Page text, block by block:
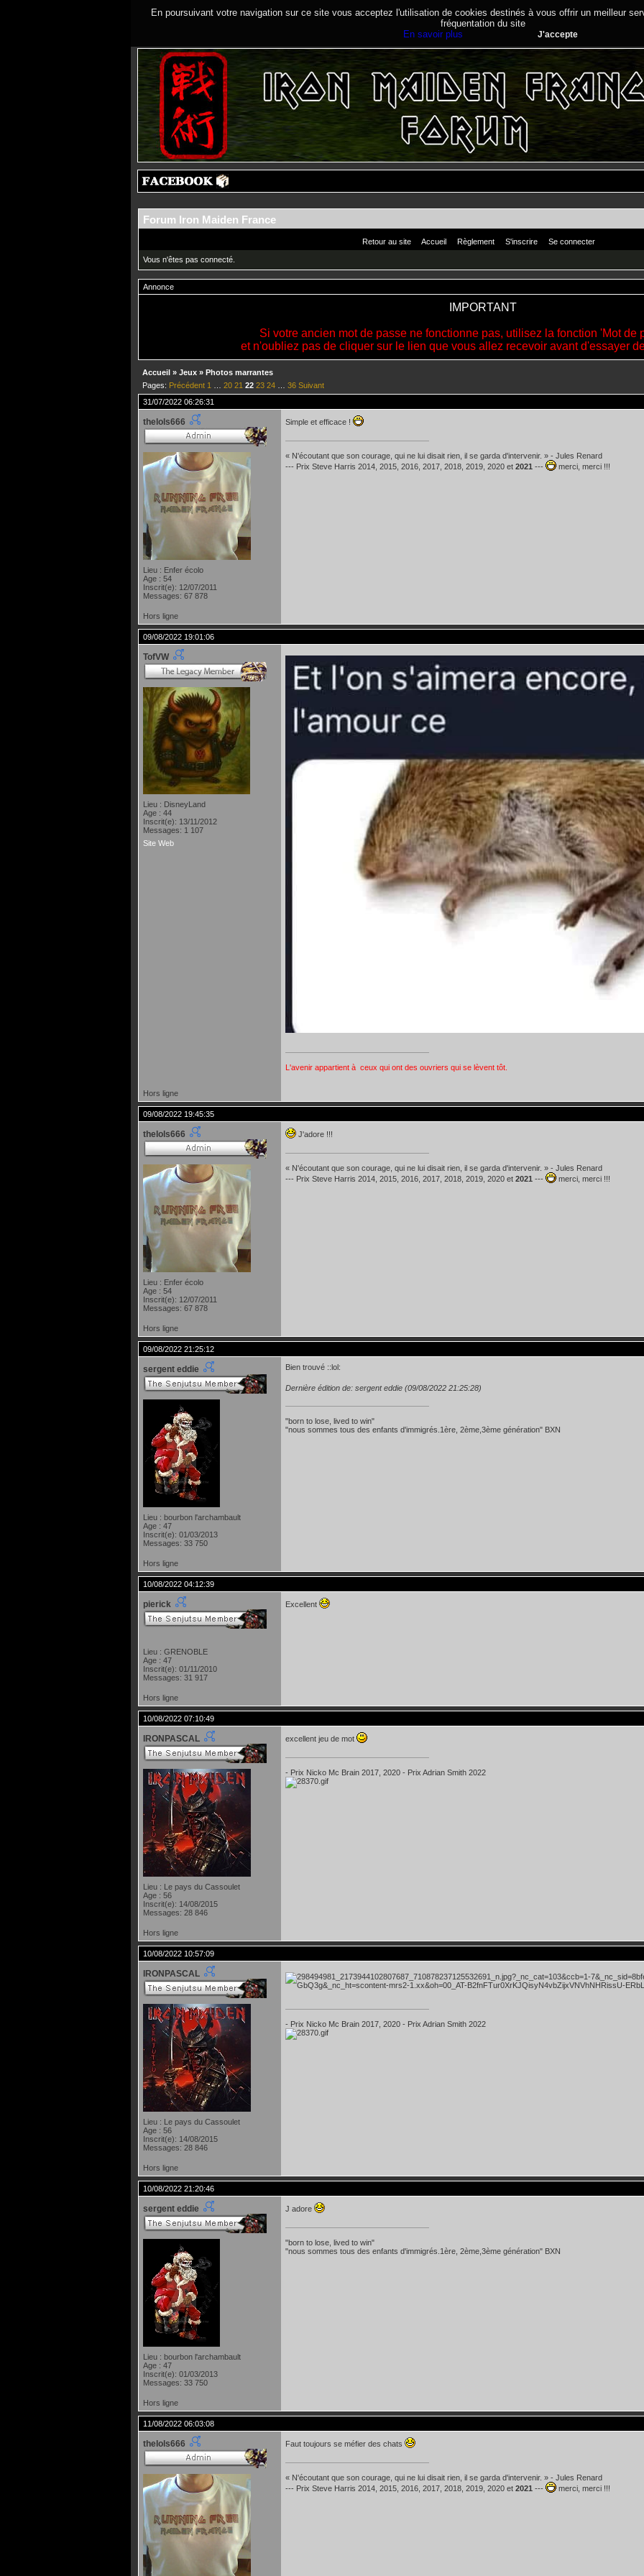
En poursuivant votre navigation sur ce site vous acceptez l'utilisation de cookies destinés à vous offrir un meilleur
fréquentation du site
En savoir plus
J'accepte
Forum Iron Maiden France
Retour au site Accueil Règlement S'inscrire Se connecter
Vous n'êtes pas connecté.
Annonce
IMPORTANT
Si votre ancien mot de passe ne fonctionne pas, utilisez la fonction 'Mot de
et n'oubliez pas de cliquer sur le lien que vous allez recevoir avant d'essayer
Accueil » Jeux » Photos marrantes
Pages: Précédent 1 20 21 22 23 24 36 Suivant
31/07/2022 06:26:31
thelols666
Lieu : Enfer écolo
Age : 54
Inscrit(e): 12/07/2011
Messages: 67 878
Simple et efficace !
« N'écoutant que son courage, qui ne lui disait rien, il se garda d'intervenir. » - Jules Renard
--- Prix Steve Harris 2014, 2015, 2016, 2017, 2018, 2019, 2020 et 2021 --- merci, merci !!!
Hors ligne
09/08/2022 19:01:06
TofVW
Lieu : DisneyLand
Age : 44
Inscrit(e): 13/11/2012
Messages: 1 107
Site Web
L'avenir appartient à ceux qui ont des ouvriers qui se lèvent tôt.
Hors ligne
09/08/2022 19:45:35
thelols666
Lieu : Enfer écolo
Age : 54
Inscrit(e): 12/07/2011
Messages: 67 878
J'adore !!!
« N'écoutant que son courage, qui ne lui disait rien, il se garda d'intervenir. » - Jules Renard
--- Prix Steve Harris 2014, 2015, 2016, 2017, 2018, 2019, 2020 et 2021 --- merci, merci !!!
Hors ligne
09/08/2022 21:25:12
sergent eddie
Lieu : bourbon l'archambault
Age : 47
Inscrit(e): 01/03/2013
Messages: 33 750
Bien trouvé ::lol:
Dernière édition de: sergent eddie (09/08/2022 21:25:28)
"born to lose, lived to win"
"nous sommes tous des enfants d'immigrés.1ère, 2ème,3ème génération" BXN
Hors ligne
10/08/2022 04:12:39
pierick
Lieu : GRENOBLE
Age : 47
Inscrit(e): 01/11/2010
Messages: 31 917
Excellent
Hors ligne
10/08/2022 07:10:49
IRONPASCAL
Lieu : Le pays du Cassoulet
Age : 56
Inscrit(e): 14/08/2015
Messages: 28 846
excellent jeu de mot
- Prix Nicko Mc Brain 2017, 2020 - Prix Adrian Smith 2022
Hors ligne
10/08/2022 10:57:09
IRONPASCAL
Lieu : Le pays du Cassoulet
Age : 56
Inscrit(e): 14/08/2015
Messages: 28 846
- Prix Nicko Mc Brain 2017, 2020 - Prix Adrian Smith 2022
Hors ligne
10/08/2022 21:20:46
sergent eddie
Lieu : bourbon l'archambault
Age : 47
Inscrit(e): 01/03/2013
Messages: 33 750
J adore
"born to lose, lived to win"
"nous sommes tous des enfants d'immigrés.1ère, 2ème,3ème génération" BXN
Hors ligne
11/08/2022 06:03:08
thelols666 Faut toujours se méfier des chats
« N'écoutant que son courage, qui ne lui disait rien, il se garda d'intervenir. » - Jules Renard
--- Prix Steve Harris 2014, 2015, 2016, 2017, 2018, 2019, 2020 et 2021 --- merci, merci !!!